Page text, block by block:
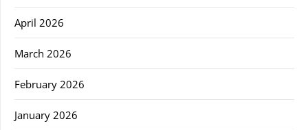
April 2026
March 2026
February 2026
January 2026